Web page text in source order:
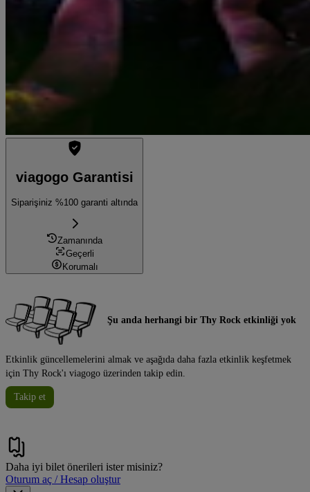
viagogo Garantisi
Siparişiniz %100 garanti altında
Zamanında
Geçerli
Korumalı
Şu anda herhangi bir Thy Rock etkinliği yok
Etkinlik güncellemelerini almak ve aşağıda daha fazla etkinlik keşfetmek
için Thy Rock'ı viagogo üzerinden takip edin.
Takip et
Daha iyi bilet önerileri ister misiniz?
Oturum aç / Hesap oluştur